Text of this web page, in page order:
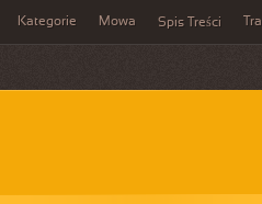
Kategorie Mowa Spis Treści